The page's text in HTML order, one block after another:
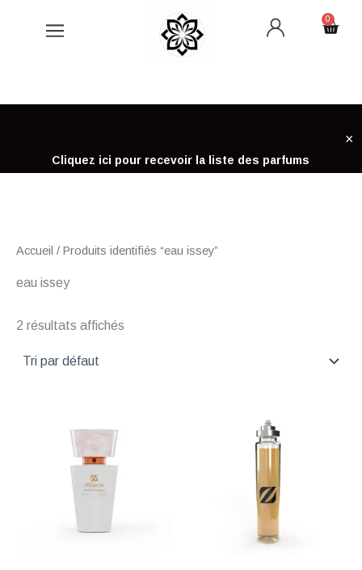
0
Cart
Cliquez ici pour recevoir la liste des parfums
×
Accueil / Produits identifiés “eau issey”
eau issey
2 résultats affichés
prix :
€ 1,00
à
€ 35,00